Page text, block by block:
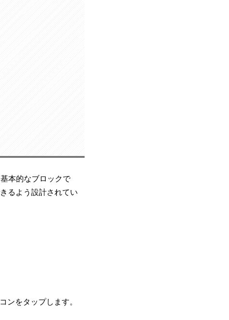
本的なブロックで
るよう設計されてい
ンをタップします。